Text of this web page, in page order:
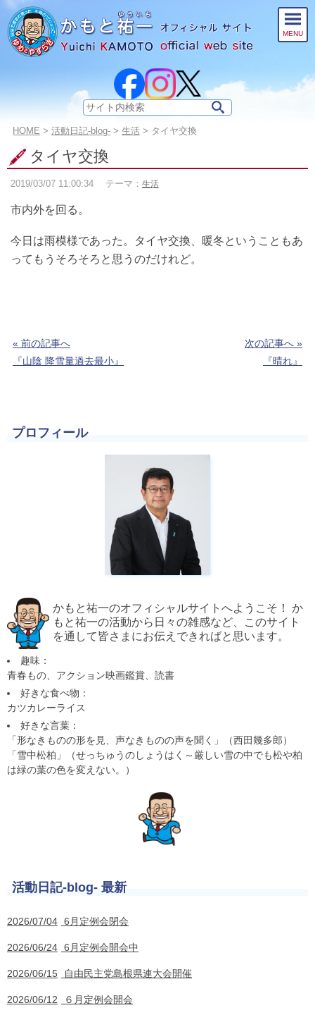
このページの本文へ
サ
ト
内
検
索:
MENU
こ
ペ
ー
ジ
位
HOME > 活動日記-blog- > 生活 > タイヤ交換
タイヤ交換
2019/03/07 11:00:34 テーマ： 生活
市内外を回る。
今日は雨模様であった。タイヤ交換、暖冬ということもあ
ってもうそろそろと思うのだけれど。
« 前の記事へ
『山陰 降雪量過去最小』
次の記事へ »
『晴れ』
プロフィール
かもと祐一のオフィシャルサイトへようこそ！ か
もと祐一の活動から日々の雑感など、このサイト
を通して皆さまにお伝えできればと思います。
趣味：
青春もの、アクション映画鑑賞、読書
好きな食べ物：
カツカレーライス
好きな言葉：
「形なきものの形を見、声なきものの声を聞く」（西田幾多郎）
「雪中松柏」（せっちゅうのしょうはく～厳しい雪の中でも松や柏
は緑の葉の色を変えない。）
活動日記-blog- 最新
2026/07/04 6月定例会閉会
2026/06/24 6月定例会開会中
2026/06/15 自由民主党島根県連大会開催
2026/06/12 ６月定例会開会